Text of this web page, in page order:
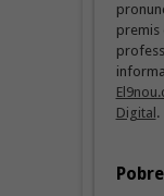
premis
Digital .